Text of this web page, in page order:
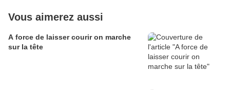
Vous aimerez aussi
A force de laisser courir on marche
sur la tête